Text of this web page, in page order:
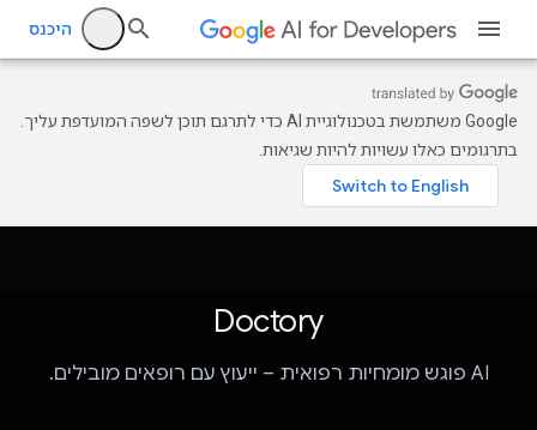
היכנס
‫Google משתמשת בטכנולוגיית AI כדי לתרגם תוכן לשפה המועדפת עליך.
בתרגומים כאלו עשויות להיות שגיאות.
Doctory
AI פוגש מומחיות רפואית – ייעוץ עם רופאים מובילים.